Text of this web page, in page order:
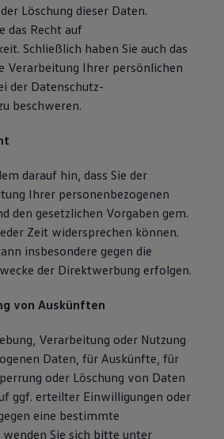
Löschung dieser Daten.
das Recht auf
Schließlich haben Sie auch das
Verarbeitung Ihrer persönlichen
der Datenschutz-
beschweren.
darauf hin, dass Sie der
Ihrer personenbezogenen
den gesetzlichen Vorgaben gem.
Zeit widersprechen können.
insbesondere gegen die
der Direktwerbung erfolgen.
von Auskünften
Verarbeitung oder Nutzung
Daten, für Auskünfte, für
oder Löschung von Daten
ggf. erteilter Einwilligungen oder
eine bestimmte
Sie sich bitte unter